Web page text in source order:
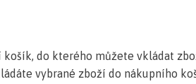
do kterého můžete vkládat
vybrané zboží do nákupního